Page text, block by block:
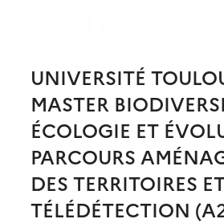
UNIVERSITÉ
MASTER
ÉCOLOGIE ET
PARCOURS
DES TERRITOIRES
TÉLÉDÉTECTION